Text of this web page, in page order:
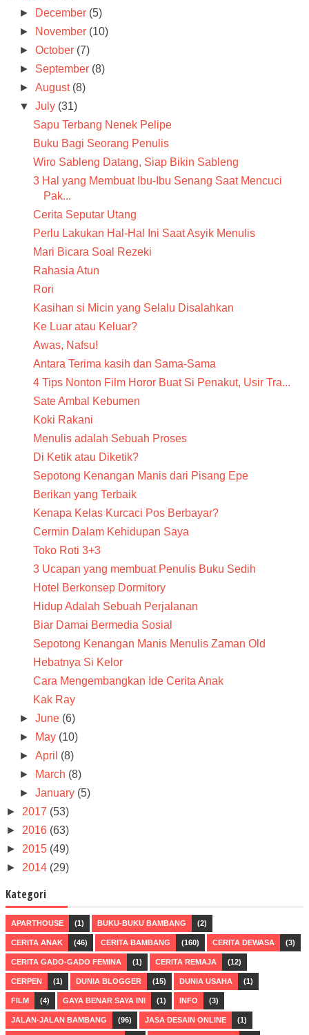
►
December (5)
►
November (10)
►October (7)
► September (8)
►August (8)
▼July (31)
Sapu Terbang Nenek Pelipe
Buku Bagi Seorang Penulis
Wiro Sableng Datang, Siap Bikin Sableng
3 Hal yang Membuat Ibu-Ibu Senang Saat Mencuci
Pak...
Cerita Seputar Utang
Perlu Lakukan Hal-Hal Ini Saat Asyik Menulis
Mari Bicara Soal Rezeki
Rahasia Atun
Rori
Kasihan si Micin yang Selalu Disalahkan
Ke Luar atau Keluar?
Awas, Nafsu!
Antara Terima kasih dan Sama-Sama
4 Tips Nonton Film Horor Buat Si Penakut, Usir Tra...
Sate Ambal Kebumen
Koki Rakani
Menulis adalah Sebuah Proses
Di Ketik atau Diketik?
Sepotong Kenangan Manis dari Pisang Epe
Berikan yang Terbaik
Kenapa Kelas Kurcaci Pos Berbayar?
Cermin Dalam Kehidupan Saya
Toko Roti 3+3
3 Ucapan yang membuat Penulis Buku Sedih
Hotel Berkonsep Dormitory
Hidup Adalah Sebuah Perjalanan
Biar Damai Bermedia Sosial
Sepotong Kenangan Manis Menulis Zaman Old
Hebatnya Si Kelor
Cara Mengembangkan Ide Cerita Anak
Kak Ray
►June (6)
►
May (10)
►April (8)
►
March (8)
►January (5)
► 2017 (53)
► 2016 (63)
► 2015 (49)
► 2014 (29)
Kategori
APARTHOUSE (1) BUKU-BUKU BAMBANG (2)
CERITA ANAK (46) CERITA BAMBANG (160) CERITA DEWASA (3)
CERITA GADO-GADO FEMINA (1) CERITA REMAJA (12)
CERPEN (1) DUNIA BLOGGER (15) DUNIA USAHA (1)
FILM (4) GAYA BENAR SAYA INI (1) INFO (3)
JALAN-JALAN BAMBANG (96) JASA DESAIN ONLINE (1)